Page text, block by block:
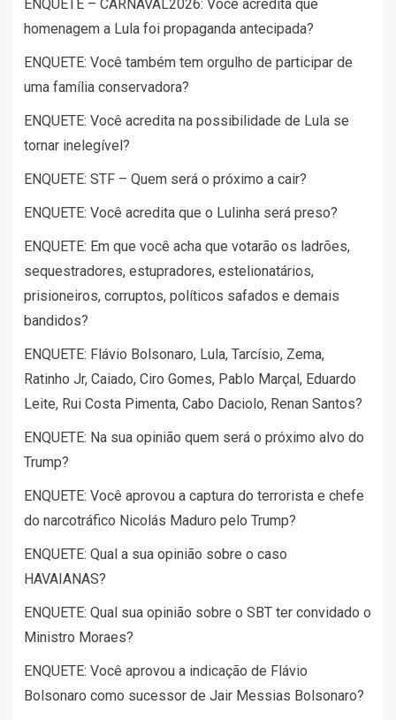
ENQUETE – CARNAVAL2026: Você acredita que
homenagem a Lula foi propaganda antecipada?
ENQUETE: Você também tem orgulho de participar de
uma família conservadora?
ENQUETE: Você acredita na possibilidade de Lula se
tornar inelegível?
ENQUETE: STF – Quem será o próximo a cair?
ENQUETE: Você acredita que o Lulinha será preso?
ENQUETE: Em que você acha que votarão os ladrões,
sequestradores, estupradores, estelionatários,
prisioneiros, corruptos, políticos safados e demais
bandidos?
ENQUETE: Flávio Bolsonaro, Lula, Tarcísio, Zema,
Ratinho Jr, Caiado, Ciro Gomes, Pablo Marçal, Eduardo
Leite, Rui Costa Pimenta, Cabo Daciolo, Renan Santos?
ENQUETE: Na sua opinião quem será o próximo alvo do
Trump?
ENQUETE: Você aprovou a captura do terrorista e chefe
do narcotráfico Nicolás Maduro pelo Trump?
ENQUETE: Qual a sua opinião sobre o caso
HAVAIANAS?
ENQUETE: Qual sua opinião sobre o SBT ter convidado o
Ministro Moraes?
ENQUETE: Você aprovou a indicação de Flávio
Bolsonaro como sucessor de Jair Messias Bolsonaro?